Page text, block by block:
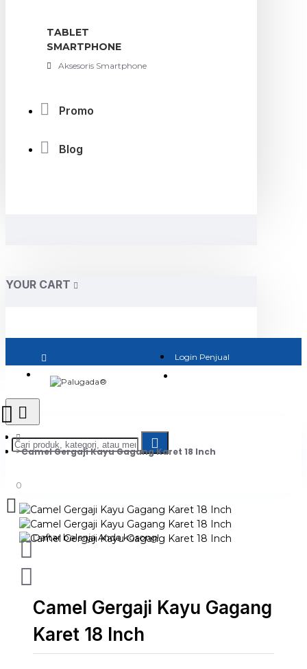
TABLET
SMARTPHONE
Aksesoris Smartphone
Promo
Blog
YOUR CART
Login Penjual
0
Daftar belanja Anda kosong!
Camel Gergaji Kayu Gagang Karet 18 Inch
Camel Gergaji Kayu Gagang
Karet 18 Inch